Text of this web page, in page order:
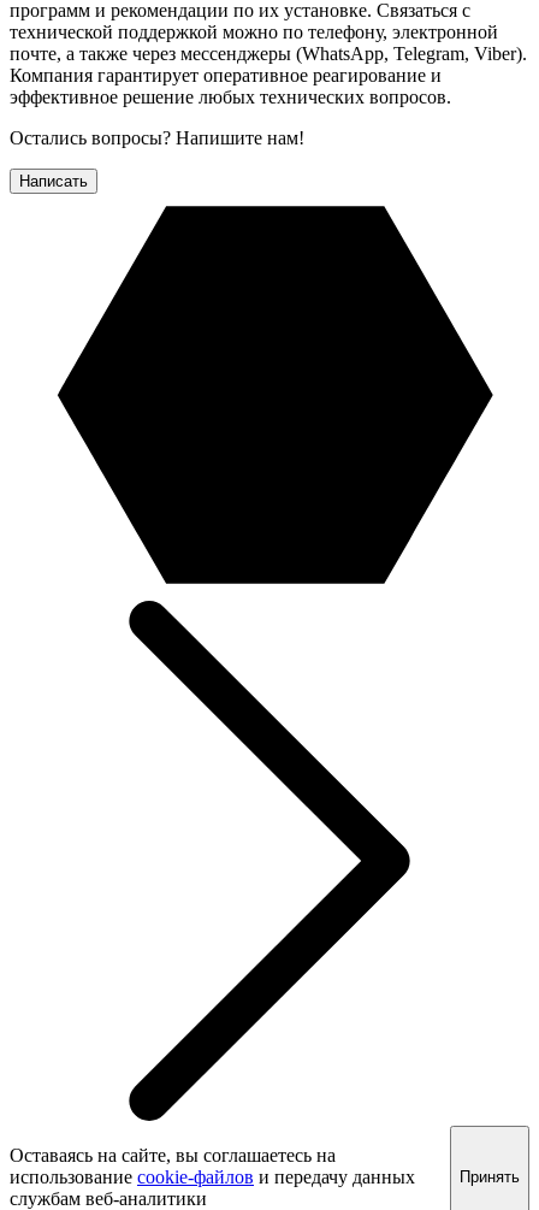
программ и рекомендации по их установке. Связаться с
технической поддержкой можно по телефону, электронной
почте, а также через мессенджеры (WhatsApp, Telegram, Viber).
Компания гарантирует оперативное реагирование и
эффективное решение любых технических вопросов.
Остались вопросы? Напишите нам!
Написать
Оставаясь на сайте, вы соглашаетесь на
использование cookie-файлов и передачу данных
службам веб-аналитики
Принять